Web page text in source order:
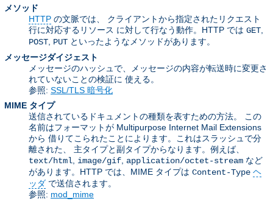
メソッド
HTTP の文脈では、 クライアントから指定されたリクエスト
行に対応するリソース に対して行なう動作。HTTP では GET
POST PUT といったようなメソッドがあります。
メッセージダイジェスト
メッセージのハッシュで、メッセージの内容が転送時に変更さ
れていないことの検証に 使える。
参照: SSL/TLS 暗号化
MIME タイプ
送信されているドキュメントの種類を表すための方法。 この
名前はフォーマットが Multipurpose Internet Mail Extensions
から 借りてこられたことによります。これはスラッシュで分
離された、 主タイプと副タイプからなります。例えば、
text/html image/gif application/octet-stream など
があります。HTTP では、MIME タイプは Content-Type ヘ
ッダ で送信されます。
参照: mod_mime